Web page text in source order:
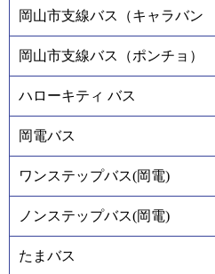
岡山市支線バス（キャラバン
岡山市支線バス（ポンチョ）
ハローキティ バス
岡電バス
ワンステップバス(岡電)
ノンステップバス(岡電)
たまバス